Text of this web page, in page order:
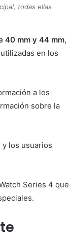
todas ellas
40 mm y 44 mm,
en los
a los
sobre la
y los usuarios
Series 4 que